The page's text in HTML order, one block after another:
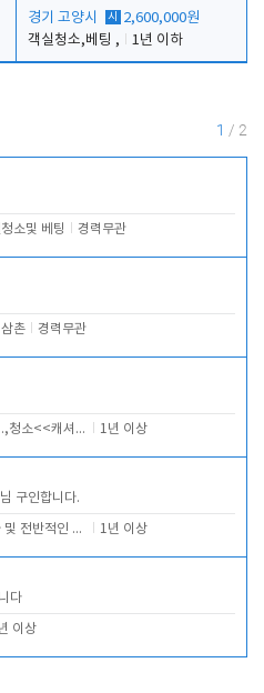
경기 고양시 시
2,600,000원
객실청소,베팅 ,
1년 이하
1 / 2
소및 베팅 경력무관
촌 경력무관
베팅.,청소<<캐셔 모셔봅니다. 1년 이상
구인합니다.
주차 및 전반적인 당번업무 1년 이상
다
이상